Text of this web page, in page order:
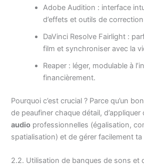
Adobe Audition : interface
d’effets et outils de
DaVinci Resolve Fairlight :
film et synchroniser avec la
Reaper : léger, modulable à
financièrement.
Pourquoi c’est crucial ? Parce qu’un
de peaufiner chaque détail,
audio professionnelles (égalisation,
spatialisation) et de gérer facilement ta
2.2. Utilisation de banques de sons et